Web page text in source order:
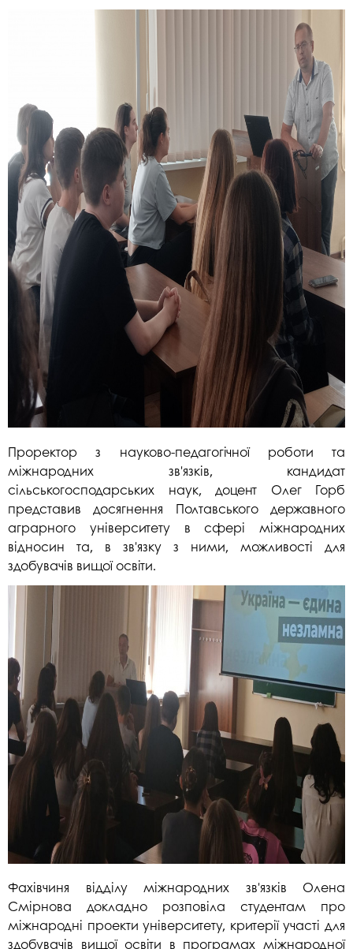
Проректор з науково-педагогічної роботи та
міжнародних зв'язків, кандидат
сільськогосподарських наук, доцент Олег Горб
представив досягнення Полтавського державного
аграрного університету в сфері міжнародних
відносин та, в зв'язку з ними, можливості для
здобувачів вищої освіти.
Фахівчиня відділу міжнародних зв'язків Олена
Смірнова докладно розповіла студентам про
міжнародні проекти університету, критерії участі для
здобувачів вищої освіти в програмах міжнародної